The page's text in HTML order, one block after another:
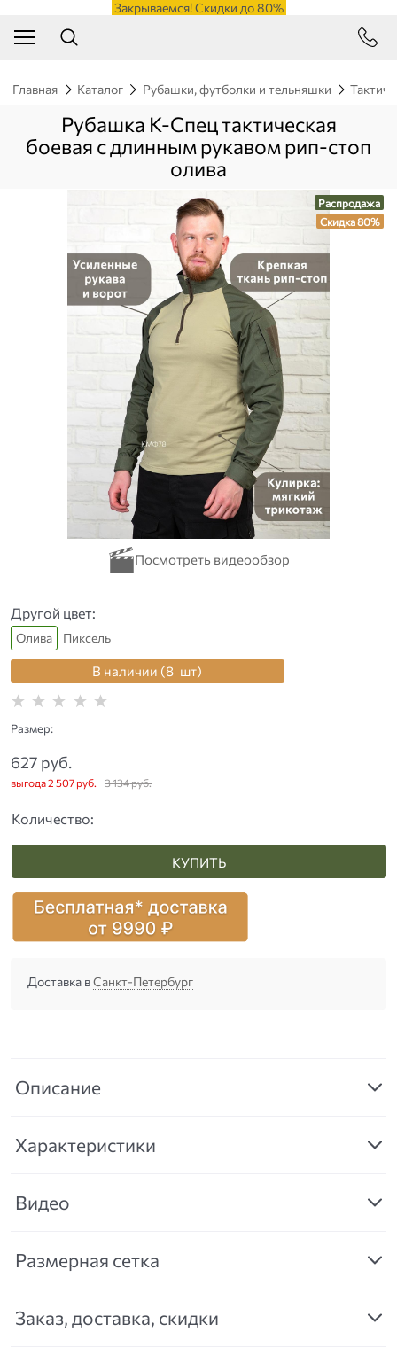
Закрываемся! Скидки до 80%
Главная Каталог Рубашки, футболки и тельняшки
Рубашка К-Спец тактическая
боевая с длинным рукавом рип-стоп
олива
Распродажа
Скидка 80%
Другой цвет:
Олива Пиксель
В наличии (8 шт)
Размер:
3 134 руб.
627 руб.
выгода2 507 руб.
Количество:
КУПИТЬ
Доставка вСанкт-Петербург
Описание
Характеристики
Видео
Размерная сетка
Заказ, доставка, скидки